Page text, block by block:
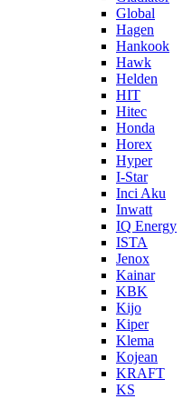
Global
Hagen
Hankook
Hawk
Helden
HIT
Hitec
Honda
Horex
Hyper
I-Star
Inci Aku
Inwatt
IQ Energy
ISTA
Jenox
Kainar
KBK
Kijo
Kiper
Klema
Kojean
KRAFT
KS